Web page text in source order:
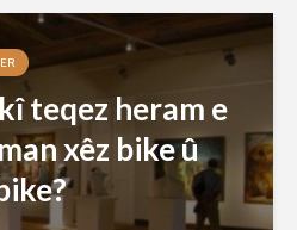
teqez heram e
xêz bike û